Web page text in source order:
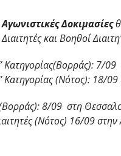
Δοκιμασίες
και Βοηθοί
Κατηγορίας(Βορράς): 7/
Κατηγορίας (Νότος): 18/
8/09 στη
(Νότος) 16/09